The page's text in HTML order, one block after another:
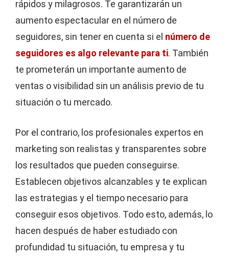
rápidos y milagrosos. Te garantizarán un
aumento espectacular en el número de
seguidores, sin tener en cuenta si el número de
seguidores es algo relevante para ti. También
te prometerán un importante aumento de
ventas o visibilidad sin un análisis previo de tu
situación o tu mercado.
Por el contrario, los profesionales expertos en
marketing son realistas y transparentes sobre
los resultados que pueden conseguirse.
Establecen objetivos alcanzables y te explican
las estrategias y el tiempo necesario para
conseguir esos objetivos. Todo esto, además, lo
hacen después de haber estudiado con
profundidad tu situación, tu empresa y tu